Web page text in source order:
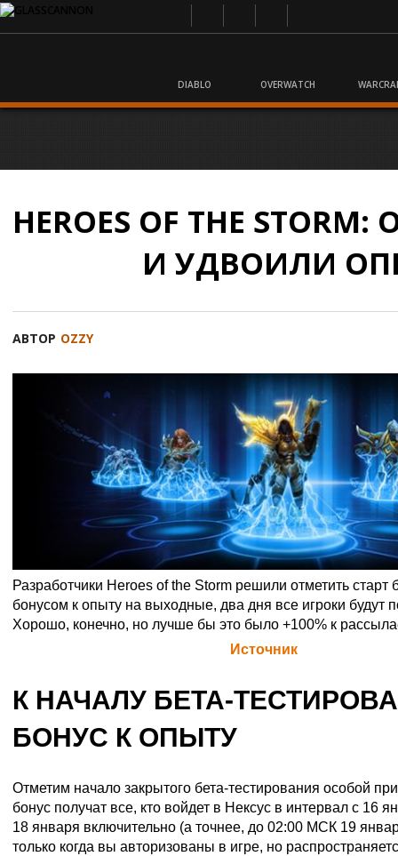
DIABLO OVERWATCH
HEROES OF THE
И УДВОИЛИ
АВТОР OZZY
Разработчики Heroes of the Storm решили отметить старт
бонусом к опыту на выходные, два дня все игроки будут
Хорошо, конечно, но лучше бы это было +100% к
Источник
К НАЧАЛУ БЕТА-
БОНУС К ОПЫТУ
Отметим начало закрытого бета-тестирования особой
бонус получат все, кто войдет в Нексус в интервал с 16
18 января включительно (а точнее, до 02:00 МСК 19
только когда вы авторизованы в игре, но